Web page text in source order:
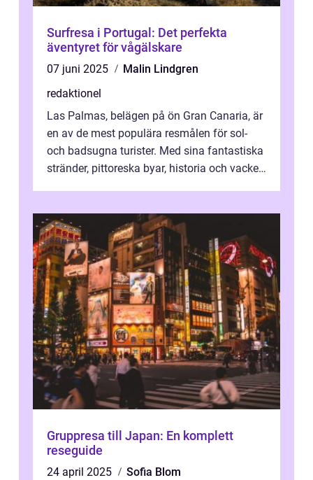
Surfresa i Portugal: Det perfekta
äventyret för vågälskare
07 juni 2025
Malin Lindgren
redaktionel
Las Palmas, belägen på ön Gran Canaria, är
en av de mest populära resmålen för sol-
och badsugna turister. Med sina fantastiska
stränder, pittoreska byar, historia och vacker
Gruppresa till Japan: En komplett
reseguide
24 april 2025
Sofia Blom